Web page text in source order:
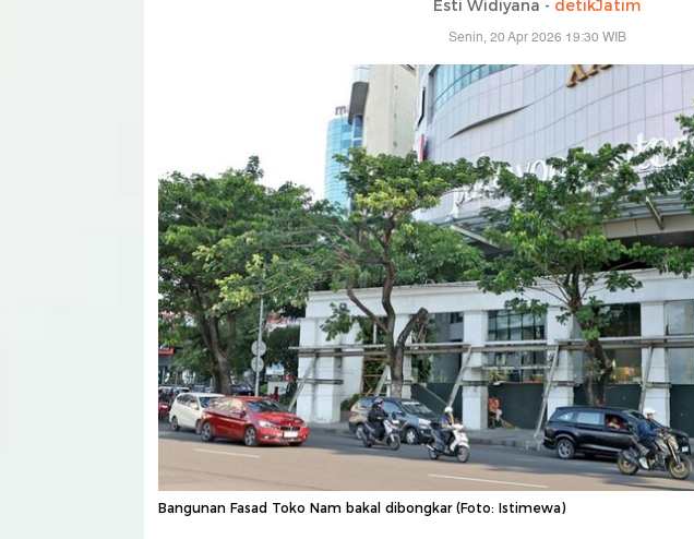
Esti Widiyana - detikJatim
Senin, 20 Apr 2026 19:30 WIB
Bangunan Fasad Toko Nam bakal dibongkar (Foto: Istimewa)